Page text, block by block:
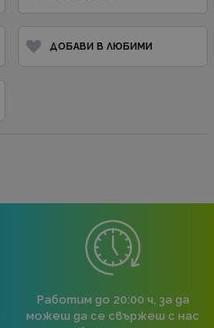
ДОБАВИ В ЛЮБИМИ
Работим до 20:00 ч, за да
можеш да се свържеш с нас